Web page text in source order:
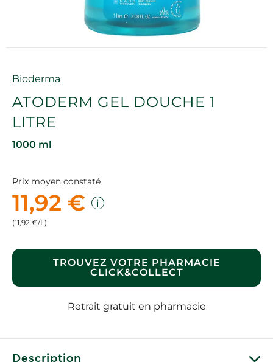
Marque
Bioderma
ATODERM GEL DOUCHE 1
LITRE
1000 ml
Prix moyen constaté
11,92 €
(11,92 €/L)
TROUVEZ VOTRE PHARMACIE
CLICK&COLLECT
Retrait gratuit en pharmacie
Description